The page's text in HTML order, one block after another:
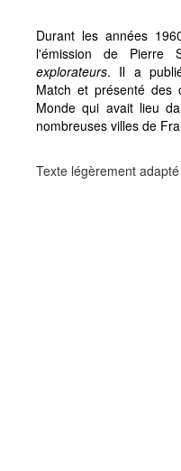
Durant les années
l'émission de Pierre
explorateurs. Il a
Match et présenté des
Monde qui avait lieu
nombreuses villes de
Texte légèrement